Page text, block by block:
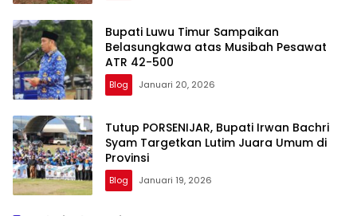
Bupati Luwu Timur Sampaikan
Belasungkawa atas Musibah Pesawat
ATR 42-500
Blog Januari 20, 2026
Tutup PORSENIJAR, Bupati Irwan Bachri
Syam Targetkan Lutim Juara Umum di
Provinsi
Blog Januari 19, 2026